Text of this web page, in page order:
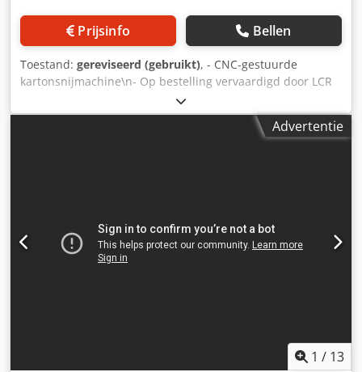
besturing is van Hartec Control Systems en beschikt over
een traploze regeling van de rotatiesnelheid. Vergelijkbare
£100.000! De handmatige bediening van de
doorkhoeksinstelling is een gangbare praktijk in de
industrie, omdat er na de initiële instelling geen verdere
aanpassing nodig is. Ongeveer 10 papieren spoelen
worden gratis geleverd voor een eerste uitlijningstest. Een
geschikt zijn voor verschillende materialen.
Prijsinfo Bellen
Toestand: gereviseerd (gebruikt), - CNC-gestuurde
kartonsnijmachine\n- Op bestelling vervaardigd door LCR
group\n- Volledig gereviseerd Dcjdpfx Aoxbidlekhok
Advertentie
1 / 13